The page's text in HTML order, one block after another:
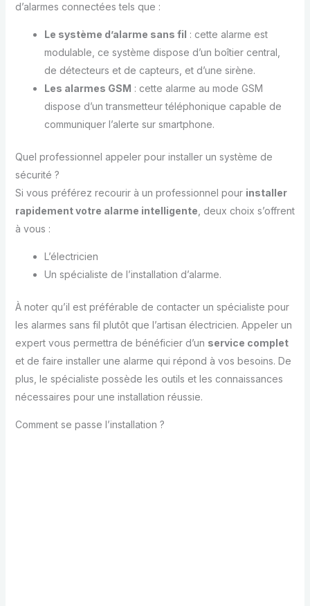
d’alarmes connectées tels que :
Le système d’alarme sans fil : cette alarme est
modulable, ce système dispose d’un boîtier central,
de détecteurs et de capteurs, et d’une sirène.
Les alarmes GSM : cette alarme au mode GSM
dispose d’un transmetteur téléphonique capable de
communiquer l’alerte sur smartphone.
Quel professionnel appeler pour installer un système de
sécurité ?
Si vous préférez recourir à un professionnel pour installer
rapidement votre alarme intelligente, deux choix s’offrent
à vous :
L’électricien
Un spécialiste de l’installation d’alarme.
À noter qu’il est préférable de contacter un spécialiste pour
les alarmes sans fil plutôt que l’artisan électricien. Appeler un
expert vous permettra de bénéficier d’un service complet
et de faire installer une alarme qui répond à vos besoins. De
plus, le spécialiste possède les outils et les connaissances
nécessaires pour une installation réussie.
Comment se passe l’installation ?